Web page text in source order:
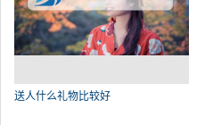
送人什么礼物比较好